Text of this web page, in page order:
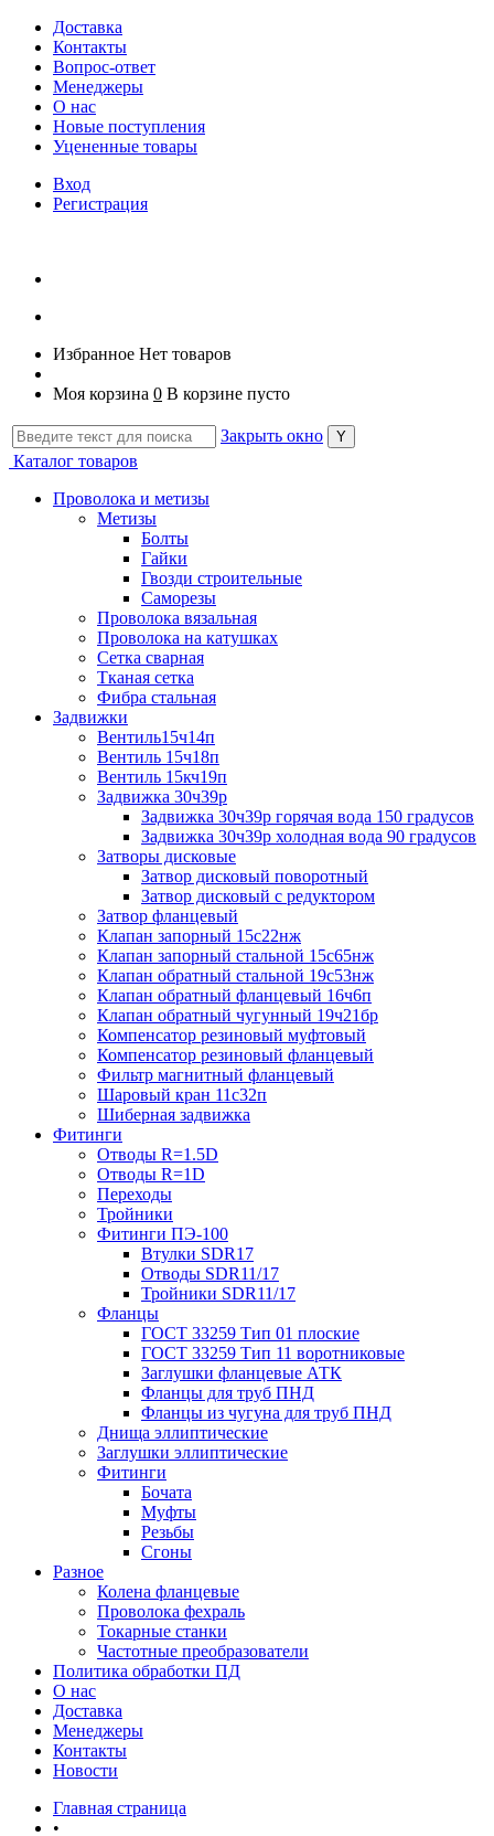
Доставка
Контакты
Вопрос-ответ
Менеджеры
О нас
Новые поступления
Уцененные товары
Вход
Регистрация
Избранное Нет товаров
Моя корзина 0 В корзине пусто
Закрыть окно
Каталог товаров
Проволока и метизы
Метизы
Болты
Гайки
Гвозди строительные
Саморезы
Проволока вязальная
Проволока на катушках
Сетка сварная
Тканая сетка
Фибра стальная
Задвижки
Вентиль15ч14п
Вентиль 15ч18п
Вентиль 15кч19п
Задвижка 30ч39р
Задвижка 30ч39р горячая вода 150 градусов
Задвижка 30ч39р холодная вода 90 градусов
Затворы дисковые
Затвор дисковый поворотный
Затвор дисковый с редуктором
Затвор фланцевый
Клапан запорный 15с22нж
Клапан запорный стальной 15с65нж
Клапан обратный стальной 19с53нж
Клапан обратный фланцевый 16ч6п
Клапан обратный чугунный 19ч21бр
Компенсатор резиновый муфтовый
Компенсатор резиновый фланцевый
Фильтр магнитный фланцевый
Шаровый кран 11с32п
Шиберная задвижка
Фитинги
Отводы R=1.5D
Отводы R=1D
Переходы
Тройники
Фитинги ПЭ-100
Втулки SDR17
Отводы SDR11/17
Тройники SDR11/17
Фланцы
ГОСТ 33259 Тип 01 плоские
ГОСТ 33259 Тип 11 воротниковые
Заглушки фланцевые АТК
Фланцы для труб ПНД
Фланцы из чугуна для труб ПНД
Днища эллиптические
Заглушки эллиптические
Фитинги
Бочата
Муфты
Резьбы
Сгоны
Разное
Колена фланцевые
Проволока фехраль
Токарные станки
Частотные преобразователи
Политика обработки ПД
О нас
Доставка
Менеджеры
Контакты
Новости
Главная страница
•